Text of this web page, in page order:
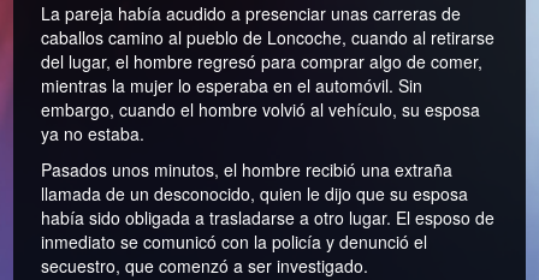
La pareja había acudido a presenciar unas carreras de
caballos camino al pueblo de Loncoche, cuando al retirarse
del lugar, el hombre regresó para comprar algo de comer,
mientras la mujer lo esperaba en el automóvil. Sin
embargo, cuando el hombre volvió al vehículo, su esposa
ya no estaba.
Pasados unos minutos, el hombre recibió una extraña
llamada de un desconocido, quien le dijo que su esposa
había sido obligada a trasladarse a otro lugar. El esposo de
inmediato se comunicó con la policía y denunció el
secuestro, que comenzó a ser investigado.